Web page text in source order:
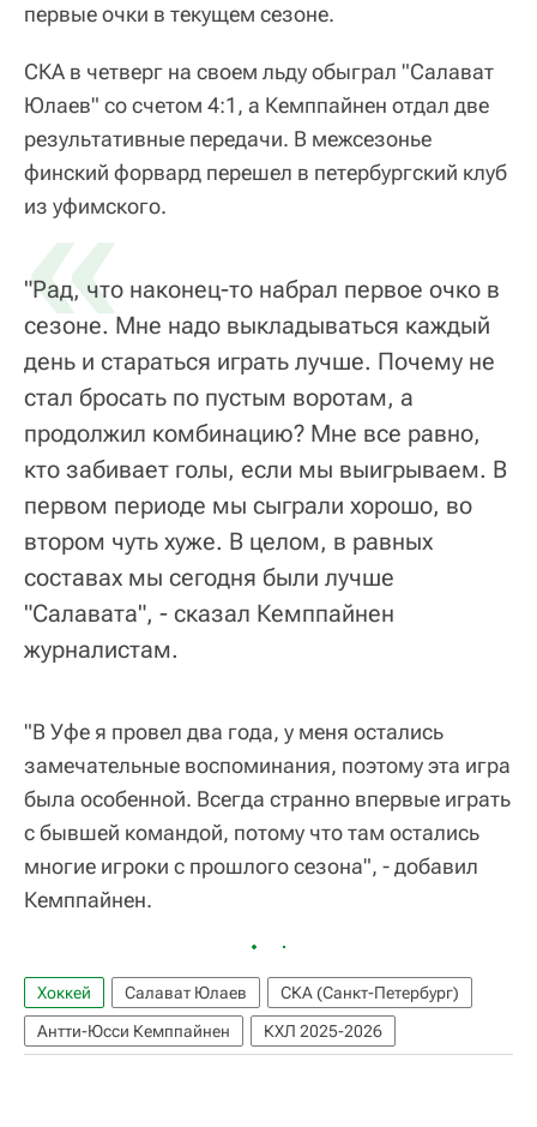
первые очки в текущем сезоне.
СКА в четверг на своем льду обыграл "Салават
Юлаев" со счетом 4:1, а Кемппайнен отдал две
результативные передачи. В межсезонье
финский форвард перешел в петербургский клуб
из уфимского.
«
"Рад, что наконец-то набрал первое очко в
сезоне. Мне надо выкладываться каждый
день и стараться играть лучше. Почему не
стал бросать по пустым воротам, а
продолжил комбинацию? Мне все равно,
кто забивает голы, если мы выигрываем. В
первом периоде мы сыграли хорошо, во
втором чуть хуже. В целом, в равных
составах мы сегодня были лучше
"Салавата", - сказал Кемппайнен
журналистам.
"В Уфе я провел два года, у меня остались
замечательные воспоминания, поэтому эта игра
была особенной. Всегда странно впервые играть
с бывшей командой, потому что там остались
многие игроки с прошлого сезона", - добавил
Кемппайнен.
Хоккей Салават Юлаев
СКА (Санкт-Петербург)
Антти-Юсси Кемппайнен
КХЛ 2025-2026